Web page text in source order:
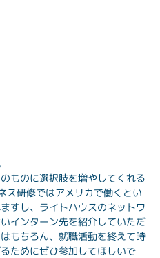
ものに選択肢を増やしてくれる
ス研修ではアメリカで働くとい
すし、ライトハウスのネットワ
インターン先を紹介していただ
もちろん、就職活動を終えて時
ためにぜひ参加してほしいで